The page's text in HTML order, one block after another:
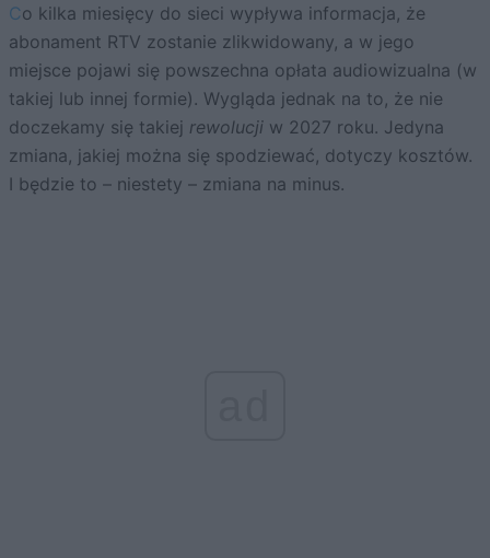
Co kilka miesięcy do sieci wypływa informacja, że
abonament RTV zostanie zlikwidowany, a w jego
miejsce pojawi się powszechna opłata audiowizualna (w
takiej lub innej formie). Wygląda jednak na to, że nie
doczekamy się takiej rewolucji w 2027 roku. Jedyna
zmiana, jakiej można się spodziewać, dotyczy kosztów.
I będzie to – niestety – zmiana na minus.